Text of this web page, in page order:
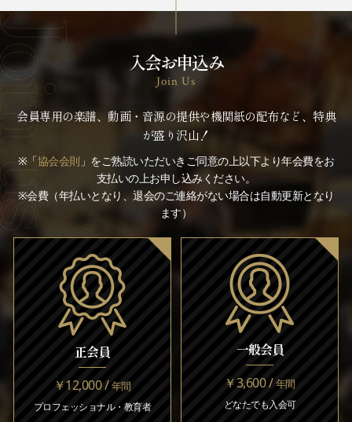
入会お申込み
Join Us
会員専用の楽譜、動画・音源の提供や機関紙の配布など、特典
が盛り沢山！
※「協会会則 」をご熟読いただいきご同意の上以下より年会費をお
支払いの上お申し込みください。
※会費（年払いとなり、退会のご連絡がない場合は自動更新となり
ます）
正会員
￥12,000 /年間
プロフェッショナル・教育者
一般会員
￥3,600 /年間
どなたでも入会可